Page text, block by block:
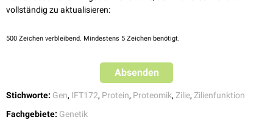
vollständig zu aktualisieren:
500 Zeichen verbleibend. Mindestens 5 Zeichen benötigt.
Absenden
Stichworte: Gen, IFT172, Protein, Proteomik, Zilie, Zilienfunktion
Fachgebiete: Genetik